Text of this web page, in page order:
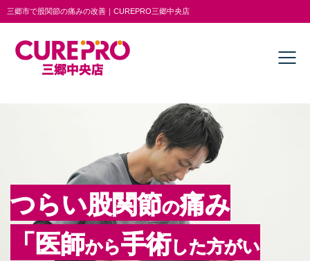
三郷市で股関節の痛みの改善｜CUREPRO三郷中央店
つらい股関節の痛み
「医師から手術した方がい